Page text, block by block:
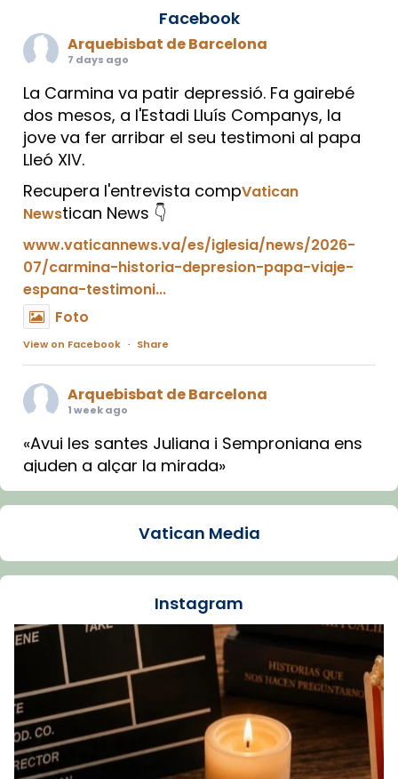
Facebook
Arquebisbat de Barcelona
7 days ago
La Carmina va patir depressió. Fa gairebé
dos mesos, a l'Estadi Lluís Companys, la
jove va fer arribar el seu testimoni al papa
Lleó XIV.
Recupera l'entrevista compVatican
Newstican News 👇
www.vaticannews.va/es/iglesia/news/2026-
07/carmina-historia-depresion-papa-viaje-
espana-testimoni...
Foto
View on Facebook · Share
Arquebisbat de Barcelona
1 week ago
«Avui les santes Juliana i Semproniana ens
ajuden a alçar la mirada»
Mons. Sergi Gordo, bisbe de Tortosa, ha
Santes de Mataró.
🔗tinyurl.com/cvu5jmbk
Foto
View on Facebook Share
Arquebisbat de Barcelonais at Catedral
de Barcelona.
1 week ago
Aquest dilluns, 27 de juliol, ha tingut lloc la
Vatican Media
Instagram